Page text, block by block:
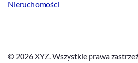
Nieruchomości
© 2026 XYZ. Wszystkie prawa